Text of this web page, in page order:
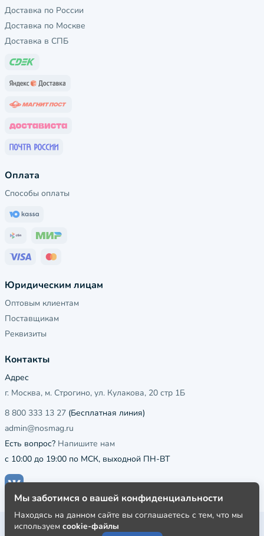
Доставка по России
Доставка по Москве
Доставка в СПБ
Оплата
Способы оплаты
Юридическим лицам
Оптовым клиентам
Поставщикам
Реквизиты
Контакты
Адрес
г. Москва, м. Строгино, ул. Кулакова, 20 стр 1Б
8 800 333 13 27 (Бесплатная линия)
admin@nosmag.ru
Есть вопрос? Напишите нам
с 10:00 до 19:00 по МСК, выходной ПН-ВТ
Публичная оферта
Мы заботимся о вашей конфиденциальности
Находясь на данном сайте вы соглашаетесь с тем, что мы
используем cookie-файлы